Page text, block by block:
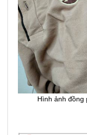
Hình ảnh đồng